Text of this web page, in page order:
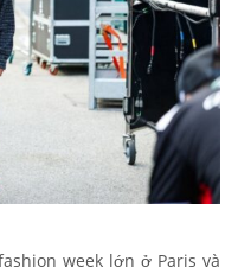
week lớn ở Paris và